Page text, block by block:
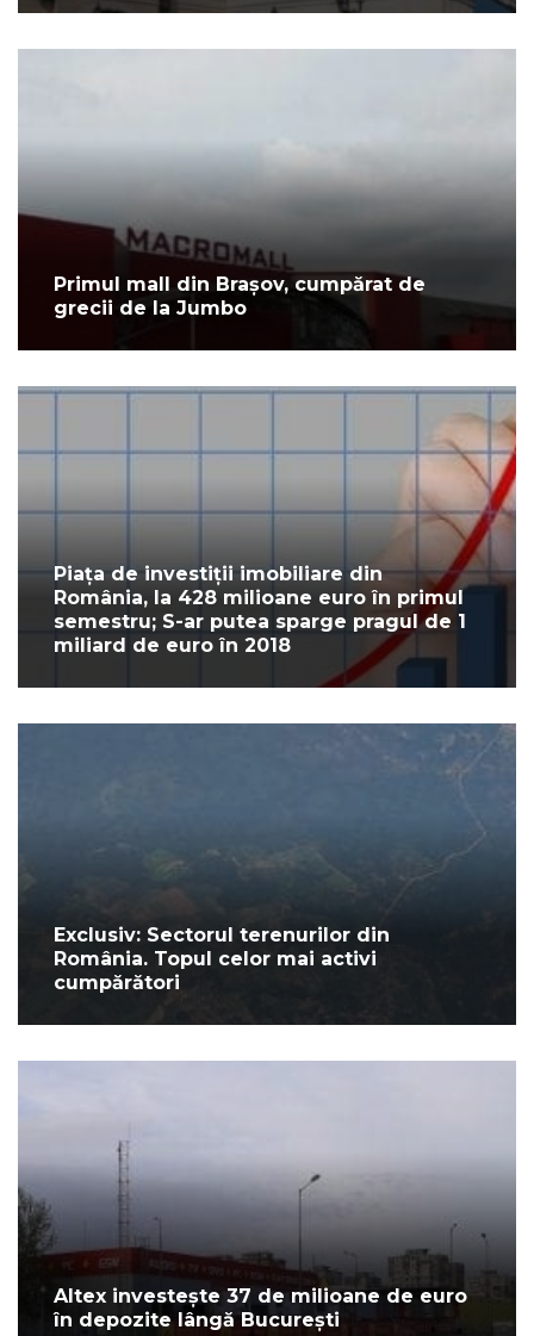
Primul mall din Brașov, cumpărat de
grecii de la Jumbo
Piața de investiții imobiliare din
România, la 428 milioane euro în primul
semestru; S-ar putea sparge pragul de 1
miliard de euro în 2018
Exclusiv: Sectorul terenurilor din
România. Topul celor mai activi
cumpărători
Altex investește 37 de milioane de euro
în depozite lângă București